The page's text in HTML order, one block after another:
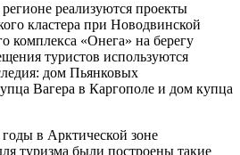
реализуются проекты
кластера при Новодвинской
комплекса «Онега» на берегу
туристов используются
дом Пьянковых
Вагера в Каргополе и дом купца
в Арктической зоне
туризма были построены такие